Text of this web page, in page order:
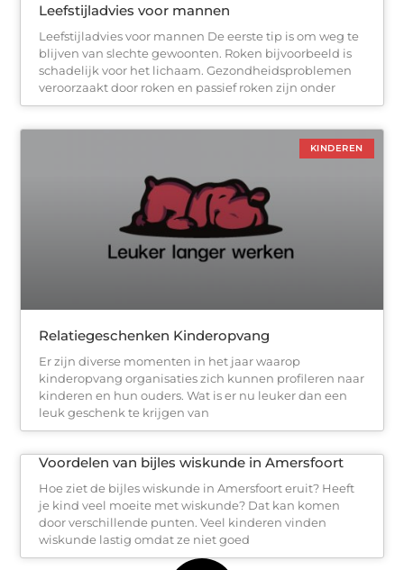
Leefstijladvies voor mannen
Leefstijladvies voor mannen De eerste tip is om weg te
blijven van slechte gewoonten. Roken bijvoorbeeld is
schadelijk voor het lichaam. Gezondheidsproblemen
veroorzaakt door roken en passief roken zijn onder
KINDEREN
Relatiegeschenken Kinderopvang
Er zijn diverse momenten in het jaar waarop
kinderopvang organisaties zich kunnen profileren naar
kinderen en hun ouders. Wat is er nu leuker dan een
leuk geschenk te krijgen van
Voordelen van bijles wiskunde in Amersfoort
Hoe ziet de bijles wiskunde in Amersfoort eruit? Heeft
je kind veel moeite met wiskunde? Dat kan komen
door verschillende punten. Veel kinderen vinden
wiskunde lastig omdat ze niet goed